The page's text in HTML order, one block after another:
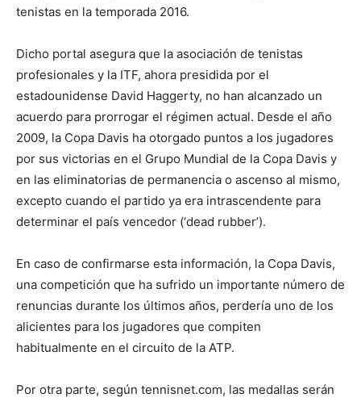
tenistas en la temporada 2016.
Dicho portal asegura que la asociación de tenistas
profesionales y la ITF, ahora presidida por el
estadounidense David Haggerty, no han alcanzado un
acuerdo para prorrogar el régimen actual. Desde el año
2009, la Copa Davis ha otorgado puntos a los jugadores
por sus victorias en el Grupo Mundial de la Copa Davis y
en las eliminatorias de permanencia o ascenso al mismo,
excepto cuando el partido ya era intrascendente para
determinar el país vencedor (‘dead rubber’).
En caso de confirmarse esta información, la Copa Davis,
una competición que ha sufrido un importante número de
renuncias durante los últimos años, perdería uno de los
alicientes para los jugadores que compiten
habitualmente en el circuito de la ATP.
Por otra parte, según tennisnet.com, las medallas serán